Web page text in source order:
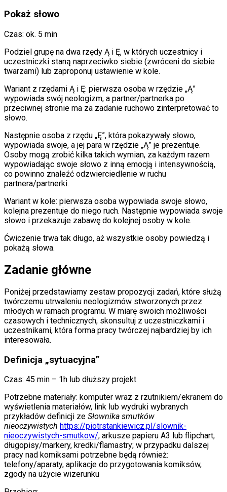
Pokaż słowo
Czas: ok. 5 min
Podziel grupę na dwa rzędy Ą i Ę, w których uczestnicy i
uczestniczki staną naprzeciwko siebie (zwróceni do siebie
twarzami) lub zaproponuj ustawienie w kole.
Wariant z rzędami Ą i Ę: pierwsza osoba w rzędzie „Ą”
wypowiada swój neologizm, a partner/partnerka po
przeciwnej stronie ma za zadanie ruchowo zinterpretować to
słowo.
Następnie osoba z rzędu „Ę”, która pokazywały słowo,
wypowiada swoje, a jej para w rzędzie „Ą” je prezentuje.
Osoby mogą zrobić kilka takich wymian, za każdym razem
wypowiadając swoje słowo z inną emocją i intensywnością,
co powinno znaleźć odzwierciedlenie w ruchu
partnera/partnerki.
Wariant w kole: pierwsza osoba wypowiada swoje słowo,
kolejna prezentuje do niego ruch. Następnie wypowiada swoje
słowo i przekazuje zabawę do kolejnej osoby w kole.
Ćwiczenie trwa tak długo, aż wszystkie osoby powiedzą i
pokażą słowa.
Zadanie główne
Poniżej przedstawiamy zestaw propozycji zadań, które służą
twórczemu utrwaleniu neologizmów stworzonych przez
młodych w ramach programu. W miarę swoich możliwości
czasowych i technicznych, skonsultuj z uczestniczkami i
uczestnikami, która forma pracy twórczej najbardziej by ich
interesowała.
Definicja „sytuacyjna”
Czas: 45 min – 1h lub dłuższy projekt
Potrzebne materiały: komputer wraz z rzutnikiem/ekranem do
wyświetlenia materiałów, link lub wydruki wybranych
przykładów definicji ze Słownika smutków
nieoczywistych https://piotrstankiewicz.pl/slownik-
nieoczywistych-smutkow/, arkusze papieru A3 lub flipchart,
długopisy/markery, kredki/flamastry; w przypadku dalszej
pracy nad komiksami potrzebne będą również:
telefony/aparaty, aplikacje do przygotowania komiksów,
zgody na użycie wizerunku